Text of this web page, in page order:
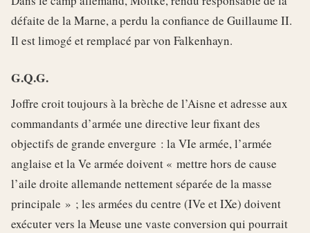
défaite de la Marne, a perdu la confiance de Guillaume II.
Il est limogé et remplacé par von Falkenhayn.
G.Q.G.
Joffre croit toujours à la brèche de l’Aisne et adresse aux
commandants d’armée une directive leur fixant des
objectifs de grande envergure : la VIe armée, l’armée
anglaise et la Ve armée doivent « mettre hors de cause
l’aile droite allemande nettement séparée de la masse
principale » ; les armées du centre (IVe et IXe) doivent
exécuter vers la Meuse une vaste conversion qui pourrait